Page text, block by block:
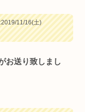
11/16(土)
お送り致しまし